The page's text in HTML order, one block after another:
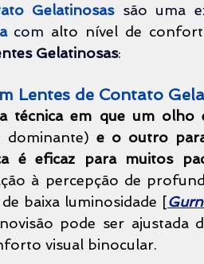
Gelatinosas são uma
com alto nível de
Gelatinosas:
Lentes de Contato
e o outro
é eficaz para muitos
à percepção de
baixa luminosidade [
pode ser ajustada
visual binocular.